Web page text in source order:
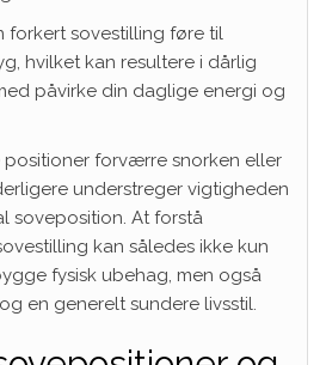
forkert sovestilling føre til
hvilket kan resultere i dårlig
påvirke din daglige energi og
positioner forværre snorken eller
understreger vigtigheden
soveposition. At forstå
kan således ikke kun
fysisk ubehag, men også
en generelt sundere livsstil.